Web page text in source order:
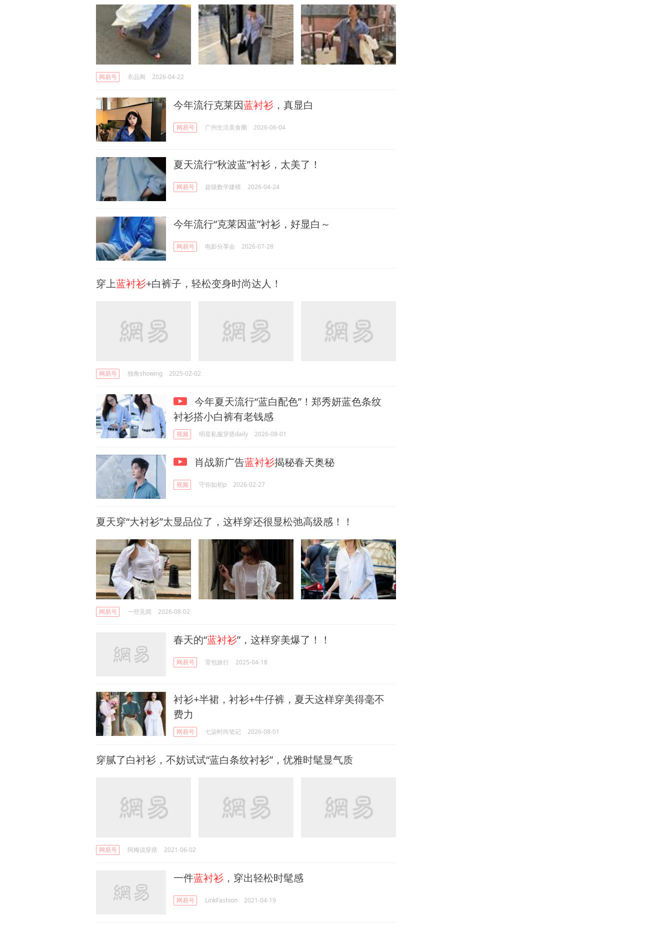
网易号 衣品阁 2026-04-22
今年流行克莱因蓝衬衫 ，真显白
网易号 广州生活美食圈 2026-06-04
夏天流行“秋波蓝”衬衫，太美了！
网易号 超级数学建模 2026-04-24
今年流行“克莱因蓝”衬衫，好显白～
网易号 电影分享会 2026-07-28
穿上蓝衬衫+白裤子，轻松变身时尚达人！
网易号 独角showing 2025-02-02
今年夏天流行“蓝白配色”！郑秀妍蓝色条纹
衬衫搭小白裤有老钱感
视频 明星私服穿搭daily 2026-08-01
肖战新广告蓝衬衫揭秘春天奥秘
视频 守你如初p 2026-02-27
夏天穿“大衬衫”太显品位了，这样穿还很显松弛高级感！！
网易号 一些见闻 2026-08-02
春天的“蓝衬衫”，这样穿美爆了！！
网易号 背包旅行 2025-04-18
衬衫+半裙，衬衫+牛仔裤，夏天这样穿美得毫不
费力
网易号 七柒时尚笔记 2026-08-01
穿腻了白衬衫，不妨试试“蓝白条纹衬衫”，优雅时髦显气质
网易号 阿梅说穿搭 2021-06-02
一件蓝衬衫 ，穿出轻松时髦感
网易号 LinkFashion 2021-04-19